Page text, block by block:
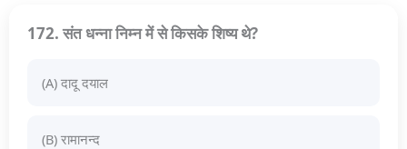
172. संत धन्ना निम्न में से किसके शिष्य थे?
(A) दादू दयाल
(B) रामानन्द